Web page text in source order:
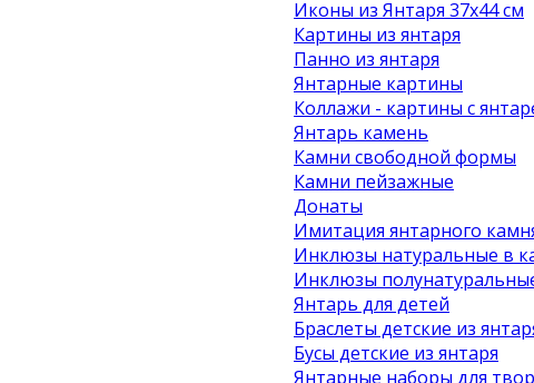
Иконы из Янтаря 37х44 см
Картины из янтаря
Панно из янтаря
Янтарные картины
Коллажи - картины с
Янтарь камень
Камни свободной формы
Камни пейзажные
Донаты
Имитация янтарного
Инклюзы натуральные в
Инклюзы
Янтарь для детей
Браслеты детские из
Бусы детские из янтаря
Янтарные наборы для